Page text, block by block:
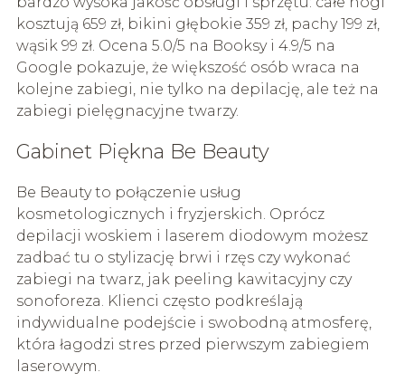
kosztują 659 zł, bikini głębokie 359 zł, pachy 199 zł,
wąsik 99 zł. Ocena 5.0/5 na Booksy i 4.9/5 na
Google pokazuje, że większość osób wraca na
kolejne zabiegi, nie tylko na depilację, ale też na
zabiegi pielęgnacyjne twarzy.
Gabinet Piękna Be Beauty
Be Beauty to połączenie usług
kosmetologicznych i fryzjerskich. Oprócz
depilacji woskiem i laserem diodowym możesz
zadbać tu o stylizację brwi i rzęs czy wykonać
zabiegi na twarz, jak peeling kawitacyjny czy
sonoforeza. Klienci często podkreślają
indywidualne podejście i swobodną atmosferę,
która łagodzi stres przed pierwszym zabiegiem
laserowym.